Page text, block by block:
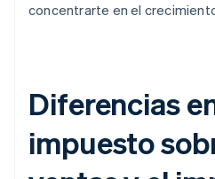
concentrarte en el
Diferencias
impuesto